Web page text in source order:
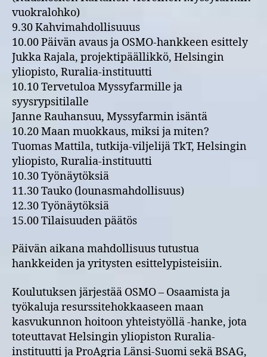
vuokralohko)
9.30 Kahvimahdollisuuus
10.00 Päivän avaus ja OSMO-hankkeen esittely
Jukka Rajala, projektipäällikkö, Helsingin
yliopisto, Ruralia-instituutti
10.10 Tervetuloa Myssyfarmille ja
syysrypsitilalle
Janne Rauhansuu, Myssyfarmin isäntä
10.20 Maan muokkaus, miksi ja miten?
Tuomas Mattila, tutkija-viljelijä TkT, Helsingin
yliopisto, Ruralia-instituutti
10.30 Työnäytöksiä
11.30 Tauko (lounasmahdollisuus)
12.30 Työnäytöksiä
15.00 Tilaisuuden päätös
Päivän aikana mahdollisuus tutustua
hankkeiden ja yritysten esittelypisteisiin.
Koulutuksen järjestää OSMO – Osaamista ja
työkaluja resurssitehokkaaseen maan
kasvukunnon hoitoon yhteistyöllä -hanke, jota
toteuttavat Helsingin yliopiston Ruralia-
instituutti ja ProAgria Länsi-Suomi sekä BSAG,